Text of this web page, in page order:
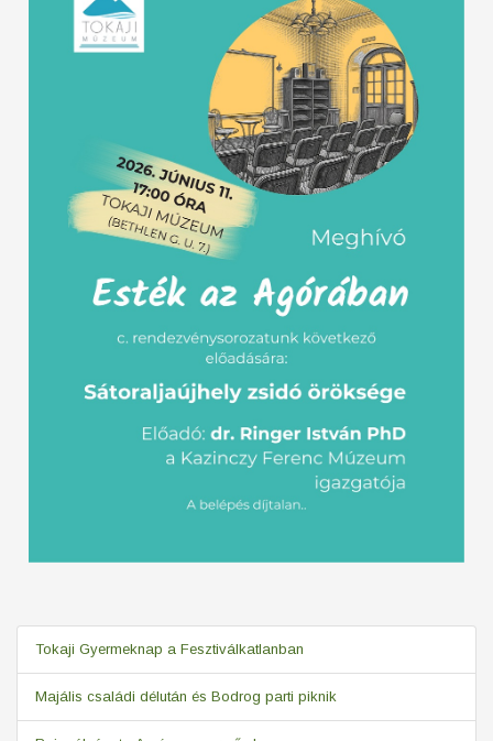
Tokaji Gyermeknap a Fesztiválkatlanban
Majális családi délután és Bodrog parti piknik